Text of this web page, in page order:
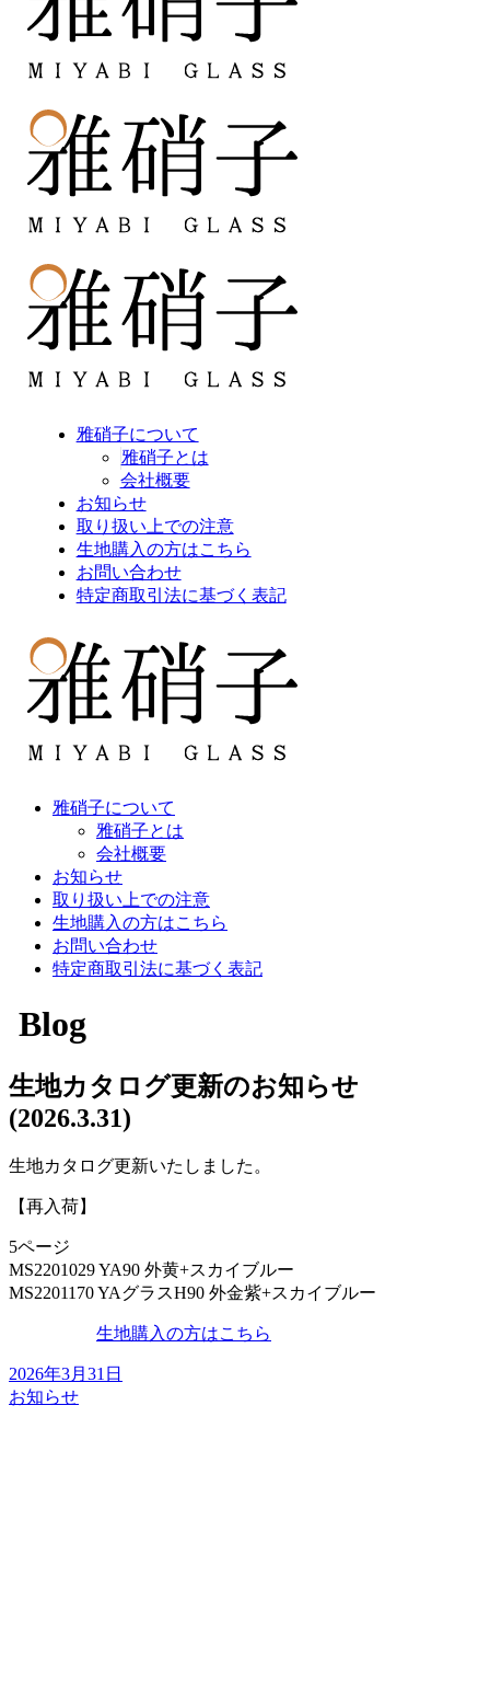
雅硝子について
雅硝子とは
会社概要
お知らせ
取り扱い上での注意
生地購入の方はこちら
お問い合わせ
特定商取引法に基づく表記
雅硝子について
雅硝子とは
会社概要
お知らせ
取り扱い上での注意
生地購入の方はこちら
お問い合わせ
特定商取引法に基づく表記
Blog
生地カタログ更新のお知らせ
(2026.3.31)
生地カタログ更新いたしました。
【再入荷】
5ページ
MS2201029 YA90 外黄+スカイブルー
MS2201170 YAグラスH90 外金紫+スカイブルー
生地購入の方はこちら
2026年3月31日
お知らせ